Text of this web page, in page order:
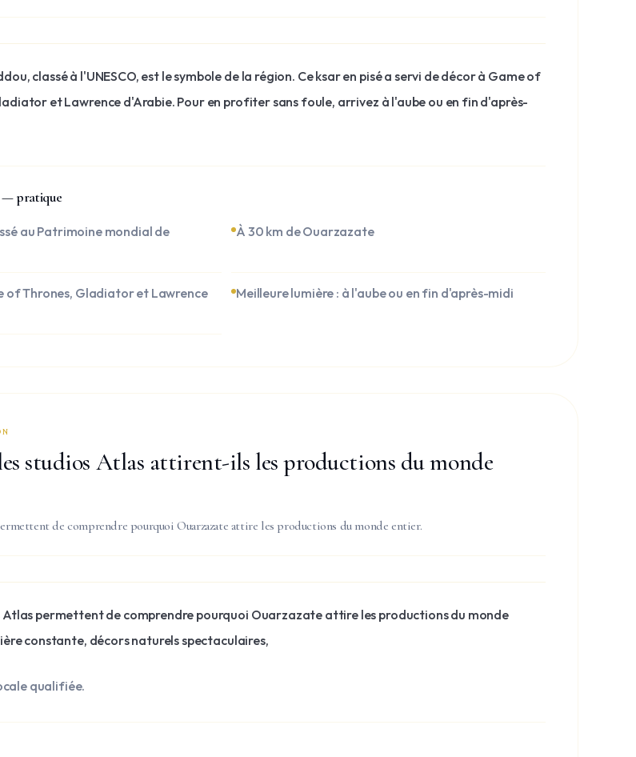
classé à l'UNESCO, est le symbole de la région. Ce ksar en pisé a servi de décor à Game of
et Lawrence d'Arabie. Pour en profiter sans foule, arrivez à l'aube ou en fin d'après-
pratique
au Patrimoine mondial de
À 30 km de Ouarzazate
of Thrones, Gladiator et Lawrence
Meilleure lumière : à l'aube ou en fin d'après-midi
studios Atlas attirent-ils les productions du monde
de comprendre pourquoi Ouarzazate attire les productions du monde entier.
Atlas permettent de comprendre pourquoi Ouarzazate attire les productions du monde
constante, décors naturels spectaculaires,
qualifiée.